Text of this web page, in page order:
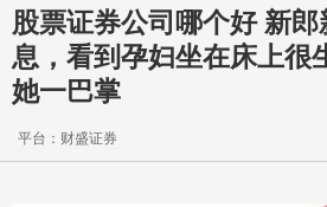
股票证券公司哪个好 新
息，看到孕妇坐在床上很
她一巴掌
平台：财盛证券